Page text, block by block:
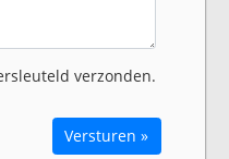
verzonden.
Versturen »